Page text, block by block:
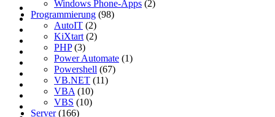
Windows Phone-Apps (2)
Programmierung (98)
AutoIT (2)
KiXtart(2)
PHP(3)
Power Automate (1)
Powershell (67)
VB.NET (11)
VBA(10)
VBS (10)
Server(166)